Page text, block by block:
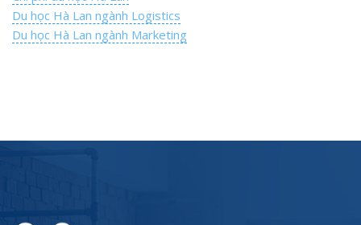
Du học Hà Lan ngành Logistics
Du học Hà Lan ngành Marketing